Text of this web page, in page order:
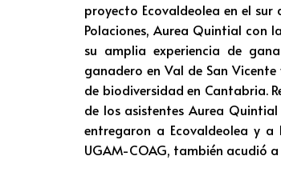
proyecto Ecovaldeolea en el
Polaciones, Aurea Quintial con
su amplia experiencia de
ganadero en Val de San
de biodiversidad en Cantabria.
de los asistentes Aurea
entregaron a Ecovaldeolea y
UGAM-COAG, también acudió